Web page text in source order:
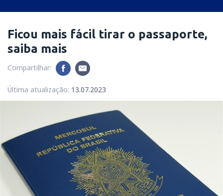
Ficou mais fácil tirar o passaporte,
saiba mais
Compartilhar:
Última atualização: 13.07.2023